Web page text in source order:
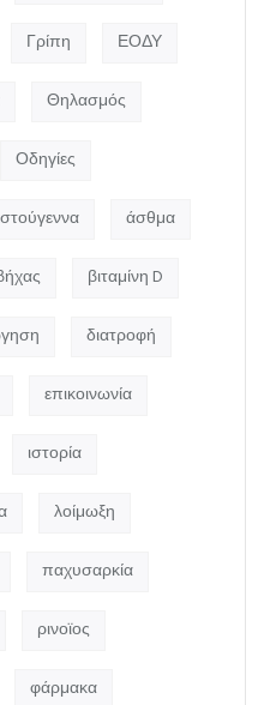
Γρίπη ΕΟΔΥ
Θηλασμός
Οδηγίες
άσθμα
βιταμίνη D
διατροφή
επικοινωνία
ιστορία
λοίμωξη
παχυσαρκία
ρινοϊος
φάρμακα